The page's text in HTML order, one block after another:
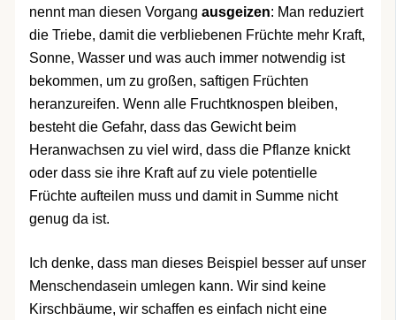
nennt man diesen Vorgang ausgeizen: Man reduziert
die Triebe, damit die verbliebenen Früchte mehr Kraft,
Sonne, Wasser und was auch immer notwendig ist
bekommen, um zu großen, saftigen Früchten
heranzureifen. Wenn alle Fruchtknospen bleiben,
besteht die Gefahr, dass das Gewicht beim
Heranwachsen zu viel wird, dass die Pflanze knickt
oder dass sie ihre Kraft auf zu viele potentielle
Früchte aufteilen muss und damit in Summe nicht
genug da ist.
Ich denke, dass man dieses Beispiel besser auf unser
Menschendasein umlegen kann. Wir sind keine
Kirschbäume, wir schaffen es einfach nicht eine